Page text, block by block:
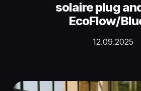
solaire plug
EcoFlow/
12.09.2025